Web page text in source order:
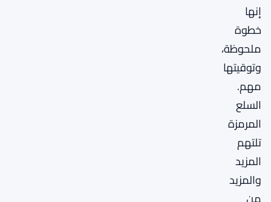
إنها
خطوة
ملحوظة،
وتوقيتها
مهم.
السلع
المرمزة
تلتهم
المزيد
والمزيد